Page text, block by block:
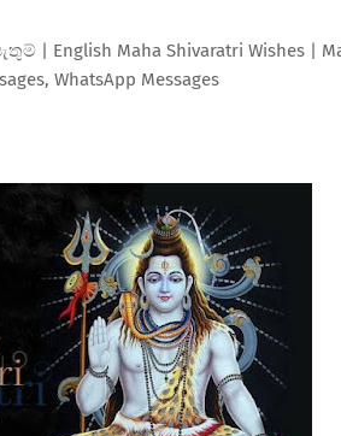
| English Maha Shivaratri Wishes |
WhatsApp Messages